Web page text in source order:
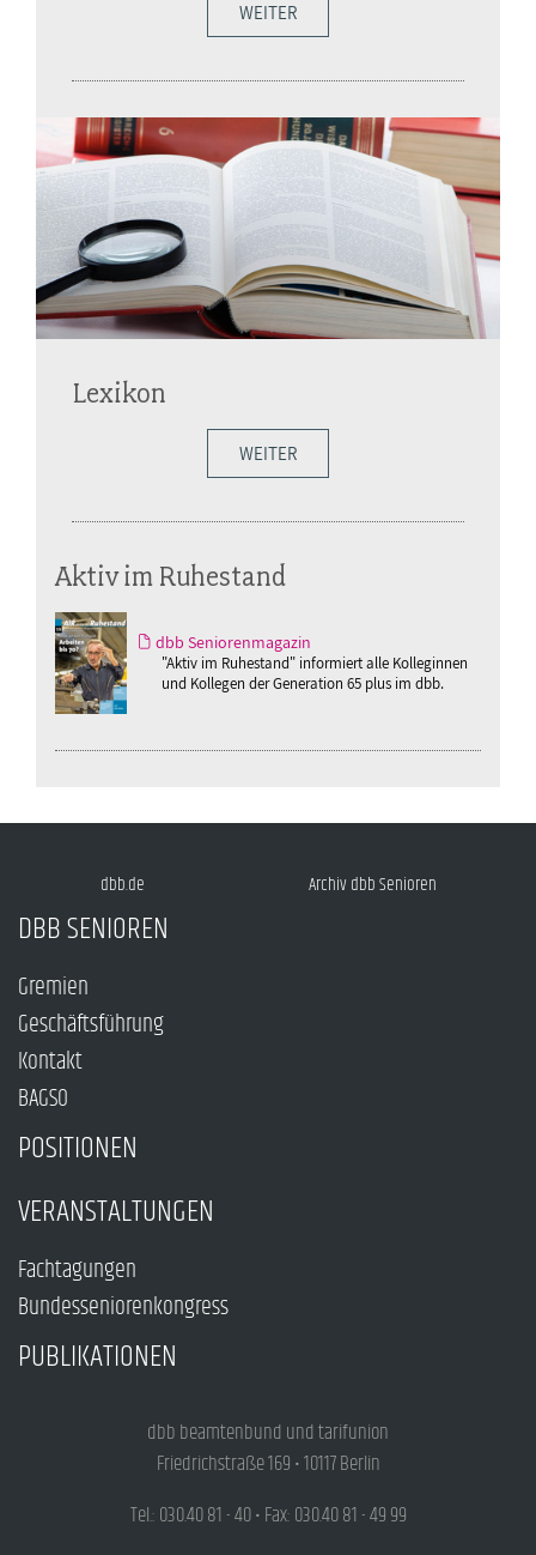
WEITER
Lexikon
WEITER
Aktiv im Ruhestand
dbb Seniorenmagazin
"Aktiv im Ruhestand" informiert alle Kolleginnen
und Kollegen der Generation 65 plus im dbb.
dbb.de Archiv dbb Senioren
DBB SENIOREN
Gremien
Geschäftsführung
Kontakt
BAGSO
POSITIONEN
VERANSTALTUNGEN
Fachtagungen
Bundesseniorenkongress
PUBLIKATIONEN
dbb beamtenbund und tarifunion
Friedrichstraße 169 • 10117 Berlin
Tel.: 030.40 81 - 40 • Fax: 030.40 81 - 49 99